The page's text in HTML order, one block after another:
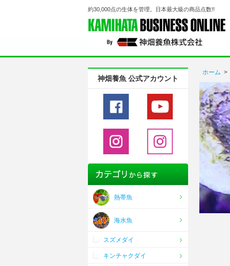
約30,000点の生体を管理。日本最大級の商品点数!!
ホーム >
神畑養魚 公式アカウント
熱帯魚
海水魚
スズメダイ
キンチャクダイ